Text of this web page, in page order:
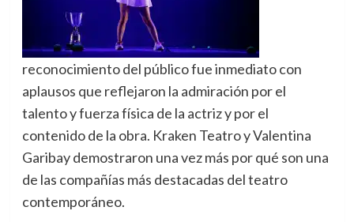
reconocimiento del público fue inmediato con
aplausos que reflejaron la admiración por el
talento y fuerza física de la actriz y por el
contenido de la obra. Kraken Teatro y Valentina
Garibay demostraron una vez más por qué son una
de las compañías más destacadas del teatro
contemporáneo.